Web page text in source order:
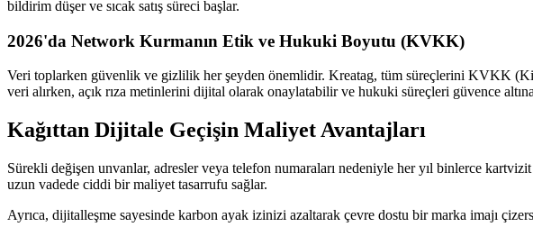
bildirim düşer ve sıcak satış süreci başlar.
2026'da Network Kurmanın Etik ve Hukuki Boyutu (KVKK)
Veri toplarken güvenlik ve gizlilik her şeyden önemlidir. Kreatag, tüm süreçlerini KVKK
veri alırken, açık rıza metinlerini dijital olarak onaylatabilir ve hukuki süreçleri güvence
Kağıttan Dijitale Geçişin Maliyet Avantajları
Sürekli değişen unvanlar, adresler veya telefon numaraları nedeniyle her yıl binlerce
uzun vadede ciddi bir maliyet tasarrufu sağlar.
Ayrıca, dijitalleşme sayesinde karbon ayak izinizi azaltarak çevre dostu bir marka imajı